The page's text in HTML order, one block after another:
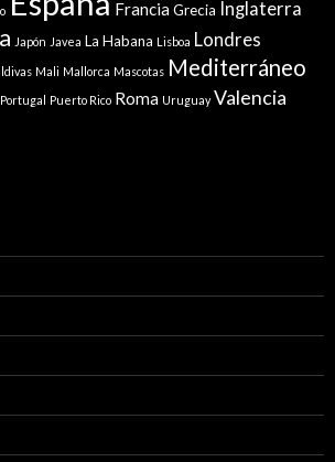
FranciaGrecia Inglaterra
Japón Javea La Habana Lisboa Londres
Mali Mallorca Mascotas Mediterráneo
Portugal Puerto Rico Roma Uruguay Valencia